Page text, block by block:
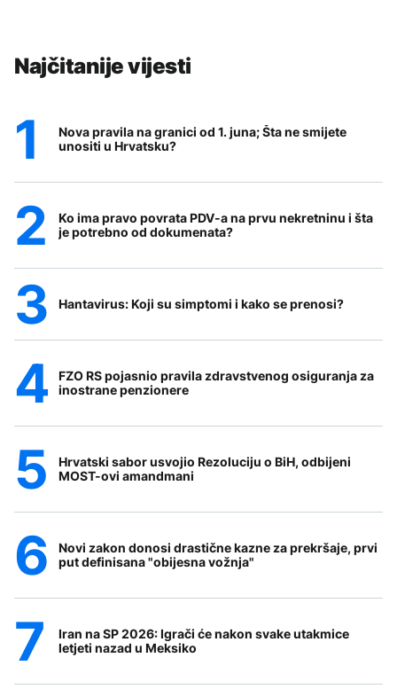
Najčitanije vijesti
Nova pravila na granici od 1. juna; Šta ne smijete
unositi u Hrvatsku?
Ko ima pravo povrata PDV-a na prvu nekretninu i šta
je potrebno od dokumenata?
Hantavirus: Koji su simptomi i kako se prenosi?
FZO RS pojasnio pravila zdravstvenog osiguranja za
inostrane penzionere
Hrvatski sabor usvojio Rezoluciju o BiH, odbijeni
MOST-ovi amandmani
Novi zakon donosi drastične kazne za prekršaje, prvi
put definisana "obijesna vožnja"
Iran na SP 2026: Igrači će nakon svake utakmice
letjeti nazad u Meksiko